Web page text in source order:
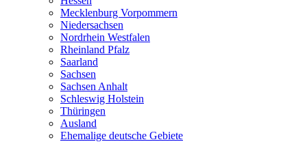
Mecklenburg Vorpommern
Niedersachsen
Nordrhein Westfalen
Rheinland Pfalz
Saarland
Sachsen
Sachsen Anhalt
Schleswig Holstein
Thüringen
Ausland
Ehemalige deutsche Gebiete